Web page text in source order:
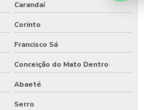
Carandaí
Corinto
Francisco Sá
Conceição do Mato Dentro
Abaeté
Serro